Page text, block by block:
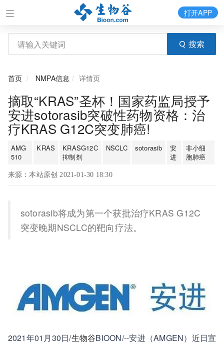
搜索
打开APP
首页 NMPA信息 详情页
摘取“KRAS”圣杯！国家药监局授予
安进sotorasib突破性药物资格：治
疗KRAS G12C突变肺癌!
AMG
510
KRAS
KRASG12C
抑制剂
NSCLC sotorasib
安
进
非小细
胞肺癌
来源：本站原创 2021-01-30 18:30
sotorasib将成为第一个获批治疗KRAS G12C
突变晚期NSCLC的靶向疗法。
2021年01月30日/生物谷BIOON/--安进（AMGEN）近日宣